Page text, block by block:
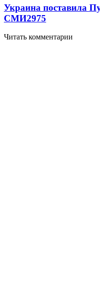
Украина поставила
СМИ2975
Читать комментарии